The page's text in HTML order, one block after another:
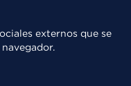
externos que se